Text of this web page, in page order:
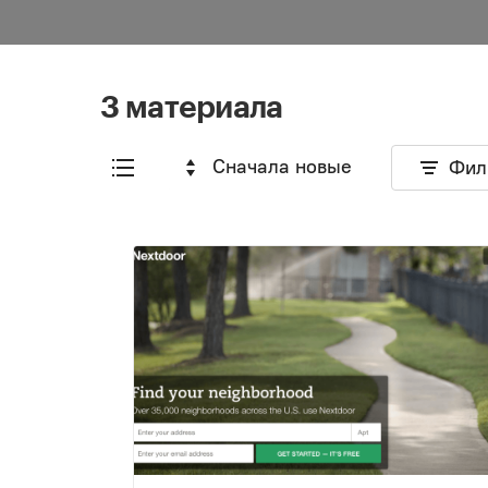
3 материала
Сначала новые